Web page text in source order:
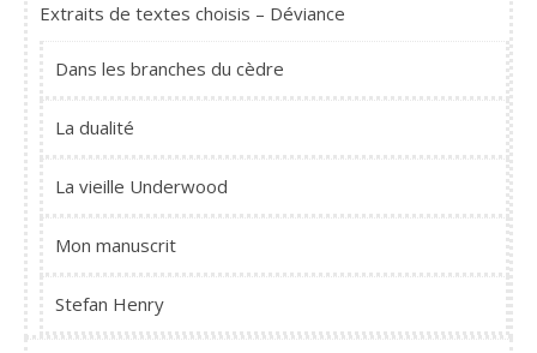
Extraits de textes choisis – Déviance
Dans les branches du cèdre
La dualité
La vieille Underwood
Mon manuscrit
Stefan Henry